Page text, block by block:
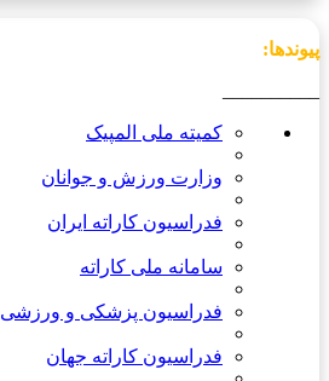
پیوندها:
کمیته ملی المپیک
وزارت ورزش و جوانان
فدراسیون کاراته ایران
سامانه ملی کاراته
فدراسیون پزشکی و ورزشی
فدراسیون کاراته جهان